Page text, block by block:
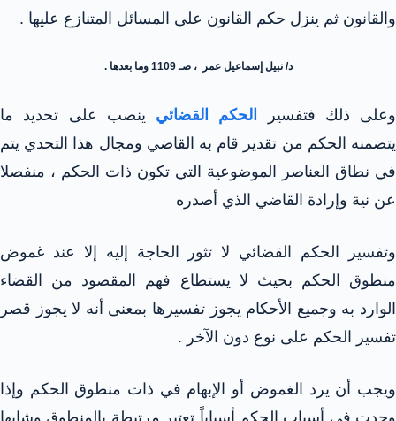
والقانون ثم ينزل حكم القانون على المسائل المتنازع عليها .
د/ نبيل إسماعيل عمر ، صـ 1109 وما بعدها .
وعلى ذلك فتفسير الحكم القضائي
ينصب على تحديد ما
يتضمنه الحكم من تقدير قام به القاضي ومجال هذا التحدي يتم
في نطاق العناصر الموضوعية التي تكون ذات الحكم ، منفصلا
عن نية وإرادة القاضي الذي أصدره
وتفسير الحكم القضائي لا تثور الحاجة إليه إلا عند غموض
منطوق الحكم بحيث لا يستطاع فهم المقصود من القضاء
الوارد به وجميع الأحكام يجوز تفسيرها بمعنى أنه لا يجوز قصر
تفسير الحكم على نوع دون الآخر .
ويجب أن يرد الغموض أو الإبهام في ذات منطوق الحكم وإذا